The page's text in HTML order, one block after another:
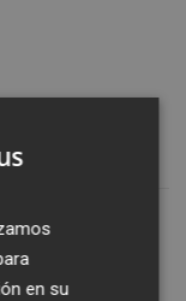
en su